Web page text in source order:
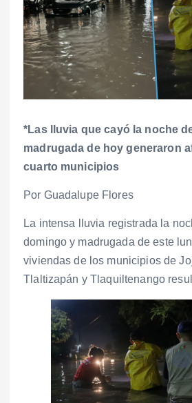
*Las lluvia que cayó la noche
madrugada de hoy generaron
cuarto municipios
Por Guadalupe Flores
La intensa lluvia registrada la
domingo y madrugada de este
viviendas de los municipios de
Tlaltizapán y Tlaquiltenango